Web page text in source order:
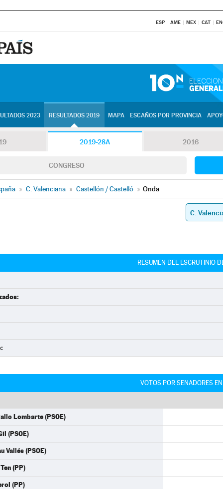
ESP AME MEX CAT
2023 RESULTADOS 2019 MAPA ESCAÑOS POR PROVINCIA
2019-28A 2016
CONGRESO
» C. Valenciana » Castellón / Castelló » Onda
RESUMEN DEL ESCRUTINIO
VOTOS POR SENADORES
Lombarte (PSOE)
(PSOE)
Vallés (PSOE)
(PP)
(PP)